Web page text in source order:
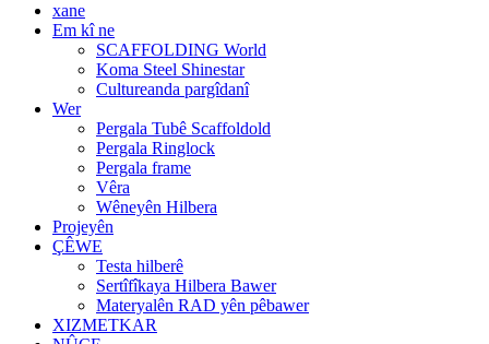
xane
Em kî ne
SCAFFOLDING World
Koma Steel Shinestar
Cultureanda pargîdanî
Wer
Pergala Tubê Scaffoldold
Pergala Ringlock
Pergala frame
Vêra
Wêneyên Hilbera
Projeyên
ÇÊWE
Testa hilberê
Sertîfîkaya Hilbera Bawer
Materyalên RAD yên pêbawer
XIZMETKAR